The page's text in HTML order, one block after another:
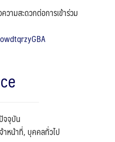
วามสะดวกต่อการเข้าร่วม
จจุบัน
าหน้าที่, บุคคลทั่วไป